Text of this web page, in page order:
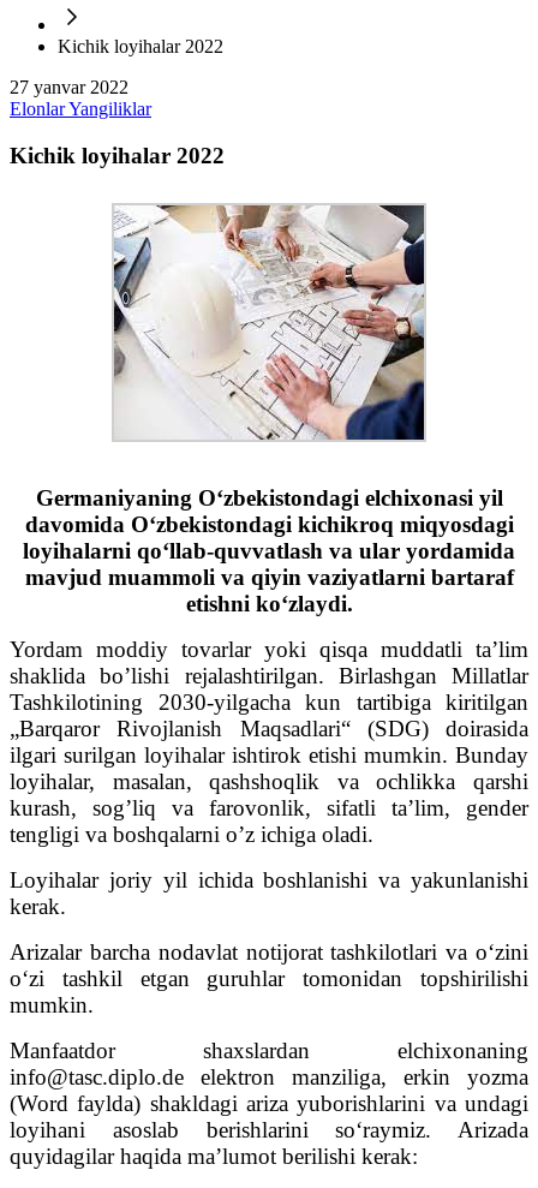
Kichik loyihalar 2022
27 yanvar 2022
ElonlarYangiliklar
Kichik loyihalar 2022
Germaniyaning O‘zbekistondagi elchixonasi yil
davomida O‘zbekistondagi kichikroq miqyosdagi
loyihalarni qo‘llab-quvvatlash va ular yordamida
mavjud muammoli va qiyin vaziyatlarni bartaraf
etishni ko‘zlaydi.
Yordam moddiy tovarlar yoki qisqa muddatli ta’lim
shaklida bo’lishi rejalashtirilgan. Birlashgan Millatlar
Tashkilotining 2030-yilgacha kun tartibiga kiritilgan
„Barqaror Rivojlanish Maqsadlari“ (SDG) doirasida
ilgari surilgan loyihalar ishtirok etishi mumkin. Bunday
loyihalar, masalan, qashshoqlik va ochlikka qarshi
kurash, sog’liq va farovonlik, sifatli ta’lim, gender
tengligi va boshqalarni o’z ichiga oladi.
Loyihalar joriy yil ichida boshlanishi va yakunlanishi
kerak.
Arizalar barcha nodavlat notijorat tashkilotlari va o‘zini
o‘zi tashkil etgan guruhlar tomonidan topshirilishi
mumkin.
Manfaatdor shaxslardan elchixonaning
info@tasc.diplo.de elektron manziliga, erkin yozma
(Word faylda) shakldagi ariza yuborishlarini va undagi
loyihani asoslab berishlarini soʻraymiz. Arizada
quyidagilar haqida ma’lumot berilishi kerak: